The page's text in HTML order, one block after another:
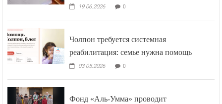
19.06.2026 0
Чолпон требуется системная
реабилитация: семье нужна помощь
03.05.2026 0
Фонд «Аль-Умма» проводит